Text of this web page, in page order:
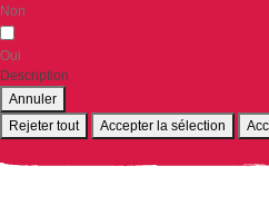
Non
Oui
Description
Annuler
Rejeter tout
Accepter la sélection